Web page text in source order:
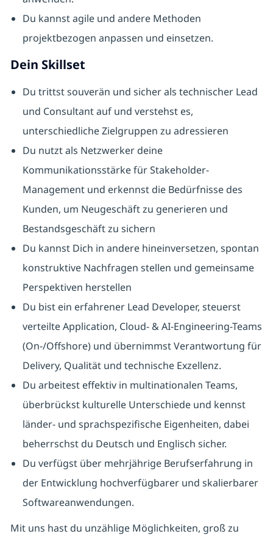
Du kannst agile und andere Methoden
projektbezogen anpassen und einsetzen.
Dein Skillset
Du trittst souverän und sicher als technischer Lead
und Consultant auf und verstehst es,
unterschiedliche Zielgruppen zu adressieren
Du nutzt als Netzwerker deine
Kommunikationsstärke für Stakeholder-
Management und erkennst die Bedürfnisse des
Kunden, um Neugeschäft zu generieren und
Bestandsgeschäft zu sichern
Du kannst Dich in andere hineinversetzen, spontan
konstruktive Nachfragen stellen und gemeinsame
Perspektiven herstellen
Du bist ein erfahrener Lead Developer, steuerst
verteilte Application, Cloud- & AI-Engineering-Teams
(On-/Offshore) und übernimmst Verantwortung für
Delivery, Qualität und technische Exzellenz.
Du arbeitest effektiv in multinationalen Teams,
überbrückst kulturelle Unterschiede und kennst
länder- und sprachspezifische Eigenheiten, dabei
beherrschst du Deutsch und Englisch sicher.
Du verfügst über mehrjährige Berufserfahrung in
der Entwicklung hochverfügbarer und skalierbarer
Softwareanwendungen.
Mit uns hast du unzählige Möglichkeiten, groß zu